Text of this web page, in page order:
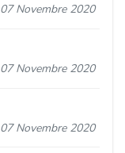
07 Novembre 2020
07 Novembre 2020
07 Novembre 2020